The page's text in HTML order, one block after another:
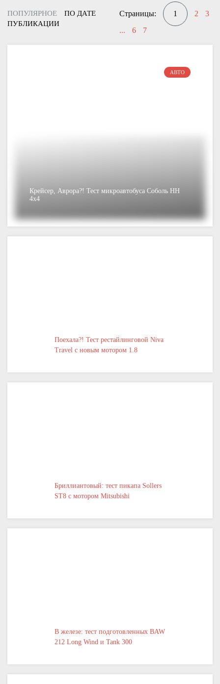
ПОПУЛЯРНОЕ
ПО ДАТЕ
ПУБЛИКАЦИИ
Страницы: 1 2
3
...
6 7
АВТО
Крейсер, Аврора?! Тест микроавтобуса Соболь НН
4х4
Поехала?! Тест рестайлинговой Niva
Travel с новым мотором 1.8
Бриллиантовый: тест пикапа Sollers
ST8 с мотором Mitsubishi
В железе: тест подготовленных BAW
212 Long Wind и Tank 300